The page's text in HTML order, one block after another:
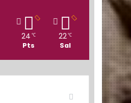
24 ℃
Pts
22℃
Sal